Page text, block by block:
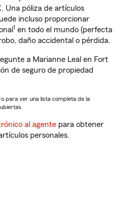
Una póliza de artículos
incluso proporcionar
1 en todo el mundo (perfecta
daño accidental o pérdida.
a Marianne Leal en Fort
de seguro de propiedad
para ver una lista completa de la
al agente para obtener
personales.